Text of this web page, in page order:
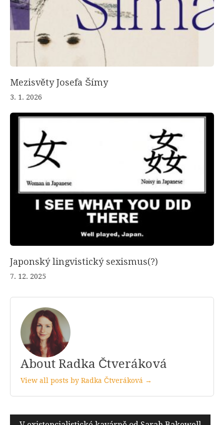
Mezisvěty Josefa Šímy
3. 1. 2026
Japonský lingvistický sexismus(?)
7. 12. 2025
About Radka Čtveráková
View all posts by Radka Čtveráková →